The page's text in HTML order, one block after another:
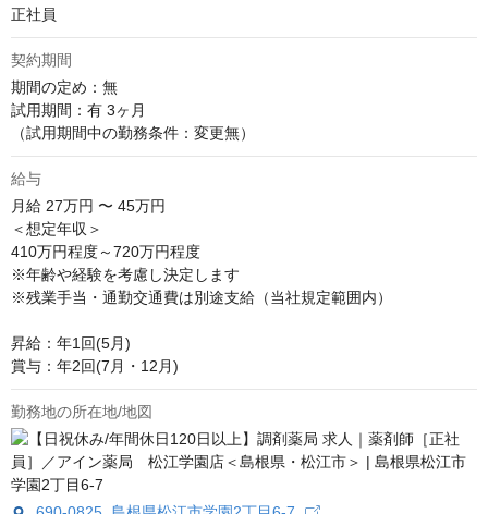
正社員
契約期間
期間の定め：無
試用期間：有 3ヶ月
（試用期間中の勤務条件：変更無）
給与
月給 27万円 〜 45万円
＜想定年収＞
410万円程度～720万円程度
※年齢や経験を考慮し決定します
※残業手当・通勤交通費は別途支給（当社規定範囲内）
昇給：年1回(5月)
賞与：年2回(7月・12月)
勤務地の所在地/地図